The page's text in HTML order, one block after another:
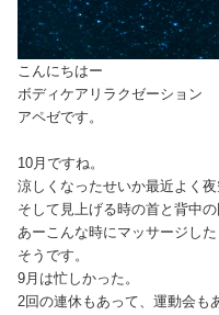
こんにちはー
ボディケアリラクゼーション
アペゼです。
10月ですね。
涼しくなったせいか最近よく夜
そして見上げる時の首と背中の
あーこんな時にマッサージし
そうです。
9月は忙しかった。
2回の連休もあって、運動会も